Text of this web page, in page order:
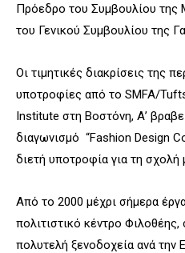
Πρόεδρο του Συμβουλίου της
του Γενικού Συμβουλίου της
Οι τιμητικές διακρίσεις της
υποτροφίες από το SMFA/
Institute στη Βοστόνη, Α’
διαγωνισμό “Fashion Design
διετή υποτροφία για τη
Από το 2000 μέχρι σήμερα
πολιτιστικό κέντρο
πολυτελή ξενοδοχεία ανά την